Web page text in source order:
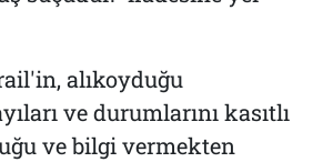
alıkoyduğu
ve durumlarını kasıtlı
ve bilgi vermekten